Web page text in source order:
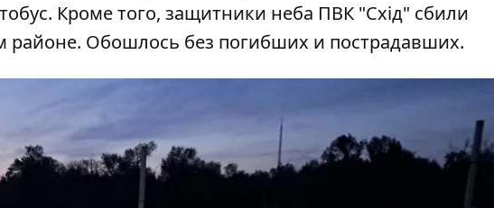
Кроме того, защитники неба ПВК "Схід" сбили
Обошлось без погибших и пострадавших.